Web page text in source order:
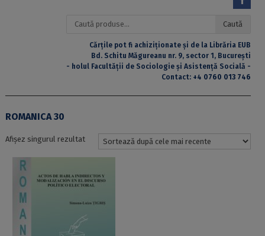
Caută
Caută
Cărțile pot fi achiziționate și de la Librăria EUB
Bd. Schitu Măgureanu nr. 9, sector 1, București
- holul Facultății de Sociologie și Asistență Socială -
Contact: +4 0760 013 746
ROMANICA 30
Afișez singurul rezultat